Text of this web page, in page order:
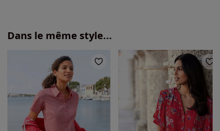
Dans le même style...